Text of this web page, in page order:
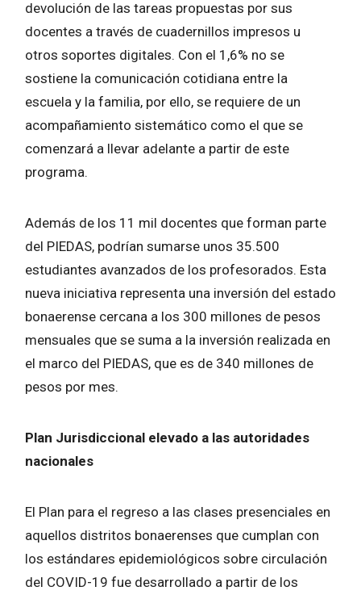
devolución de las tareas propuestas por sus
docentes a través de cuadernillos impresos u
otros soportes digitales. Con el 1,6% no se
sostiene la comunicación cotidiana entre la
escuela y la familia, por ello, se requiere de un
acompañamiento sistemático como el que se
comenzará a llevar adelante a partir de este
programa.
Además de los 11 mil docentes que forman parte
del PIEDAS, podrían sumarse unos 35.500
estudiantes avanzados de los profesorados. Esta
nueva iniciativa representa una inversión del estado
bonaerense cercana a los 300 millones de pesos
mensuales que se suma a la inversión realizada en
el marco del PIEDAS, que es de 340 millones de
pesos por mes.
Plan Jurisdiccional elevado a las autoridades
nacionales
El Plan para el regreso a las clases presenciales en
aquellos distritos bonaerenses que cumplan con
los estándares epidemiológicos sobre circulación
del COVID-19 fue desarrollado a partir de los